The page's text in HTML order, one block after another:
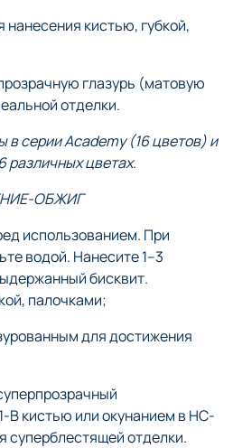
кистью, губкой,
глазурь (матовую
отделки.
серии Academy (16 цветов) и
различных цветах.
ОБЖИГ
использованием. При
водой. Нанесите 1–3
бисквит.
палочками;
для достижения
кистью или окунанием в HC-
суперблестящей отделки.